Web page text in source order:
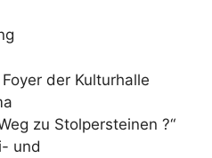
der Kulturhalle
zu Stolpersteinen ?“
und